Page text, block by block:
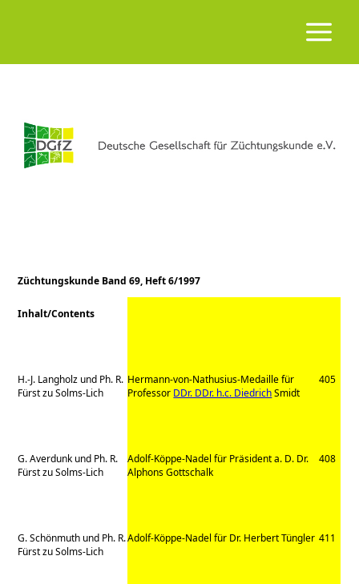
Züchtungskunde Band 69, Heft 6/1997
Inhalt/Contents
H.-J. Langholz und Ph. R.
Fürst zu Solms-Lich
Hermann-von-Nathusius-Medaille für
Professor DDr. DDr. h.c. DiedrichSmidt
405
G. Averdunk und Ph. R.
Fürst zu Solms-Lich
Adolf-Köppe-Nadel für Präsident a. D. Dr.
Alphons Gottschalk
408
G. Schönmuth und Ph. R.
Fürst zu Solms-Lich
Adolf-Köppe-Nadel für Dr. Herbert Tüngler 411